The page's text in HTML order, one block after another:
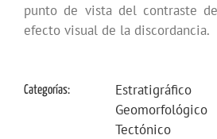
punto de vista del contraste
efecto visual de la discordancia.
Categorías:
Estratigráfico
Geomorfológico
Tectónico